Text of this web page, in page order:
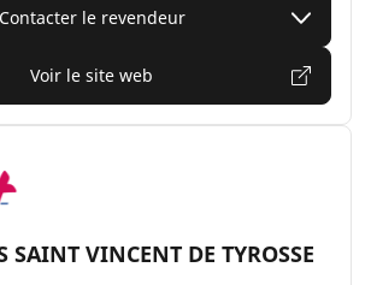
Contacter le revendeur
Voir le site web
SAINT VINCENT DE TYROSSE